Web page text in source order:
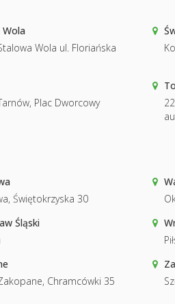
Wola ul. Floriańska
Plac Dworcowy
Świętokrzyska 30
Śląski
Chramcówki 35